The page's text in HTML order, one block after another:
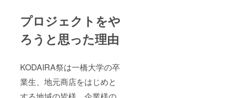
プロジェクトをや
ろうと思った理由
KODAIRA祭は一橋大学の卒
業生、地元商店をはじめと